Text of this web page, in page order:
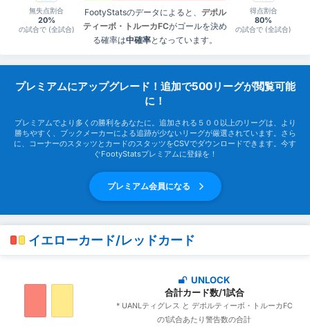
無失点割合
20%
の試合で (全試合)
FootyStatsのデータによると、 デポル
ティーボ・トルーカFCがゴールを決め
る確率は中確率となっています。
得点割合
80%
の試合で (全試合)
プレミアムにアップグレード！追加で500リーグが閲覧可能
に！
プレミアムでより多くの勝利をあなたに。追加される５００以上のリーグは、より
勝ちやすく、ブックメーカーによる追跡が少ないリーグが厳選されています。さら
に、コーナーのスタッツとカードのスタッツをCSVでダウンロードできます。今す
ぐFootyStatsプレミアムに登録を！
プレミアム会員になる
イエローカード/レッドカード
UNLOCK
合計カード数/1試合
* UANLティグレス と デポルティーボ・トルーカFC
の1試合あたり警告数の合計